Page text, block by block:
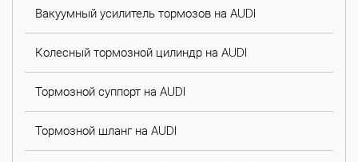
Вакуумный усилитель тормозов на AUDI
Колесный тормозной цилиндр на AUDI
Тормозной суппорт на AUDI
Тормозной шланг на AUDI